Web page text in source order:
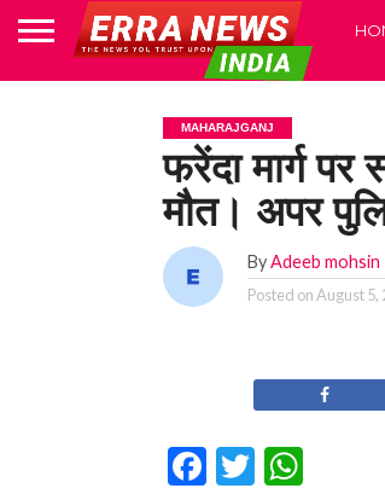
MAHARAJGANJ
फरेंदा मार्ग
मौत। अपर
ByAdeeb mohsin
Posted onAugust 5,
Facebook
Twitter